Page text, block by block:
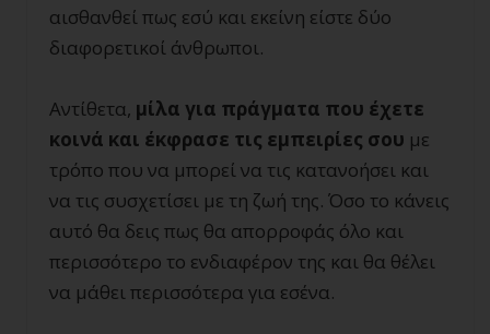
αισθανθεί πως εσύ και εκείνη είστε δύο
διαφορετικοί άνθρωποι.
Αντίθετα, μίλα για πράγματα που έχετε
κοινά και έκφρασε τις εμπειρίες σου με
τρόπο που να μπορεί να τις κατανοήσει και
να τις συσχετίσει με τη ζωή της. Όσο το κάνεις
αυτό θα δεις πως θα απορροφάς όλο και
περισσότερο το ενδιαφέρον της και θα θέλει
να μάθει περισσότερα για εσένα.